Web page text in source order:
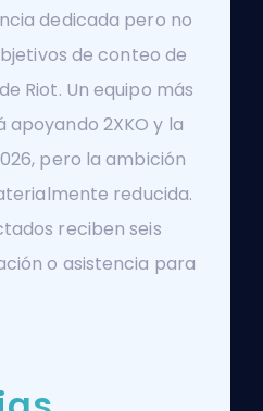
dedicada pero no
de conteo de
Riot. Un equipo más
2XKO y la
pero la ambición
reducida.
reciben seis
o asistencia para